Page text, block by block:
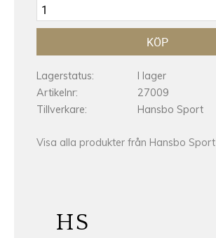
KÖP
Lagerstatus
I lager
Artikelnr
27009
Tillverkare
Hansbo Sport
Visa alla produkter från Hansbo Sport
HS